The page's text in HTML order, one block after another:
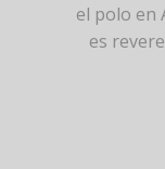
el polo en
es